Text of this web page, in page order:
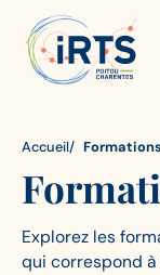
contenu
principal
Poitou-
Charentes
Accueil
Explorez les
qui correspond
Panneau de gestion